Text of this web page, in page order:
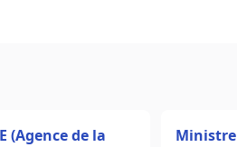
(Agence de la
Ministre